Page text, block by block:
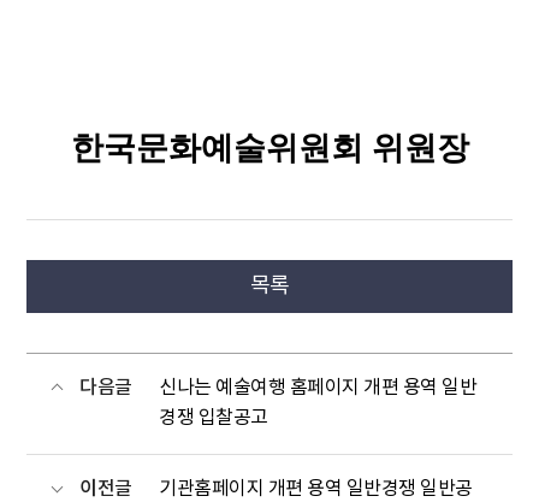
한국문화예술위원회 위원장
목록
다음글
신나는 예술여행 홈페이지 개편 용역 일반
경쟁 입찰공고
이전글
기관홈페이지 개편 용역 일반경쟁 일반공